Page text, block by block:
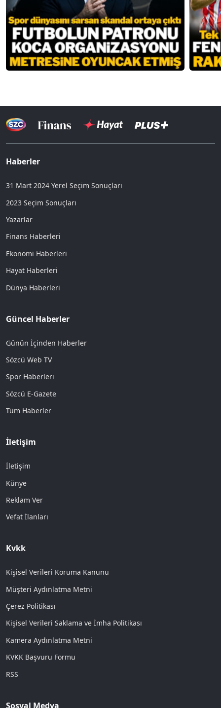
Haberler
31 Mart 2024 Yerel Seçim Sonuçları
2023 Seçim Sonuçları
Yazarlar
Finans Haberleri
Ekonomi Haberleri
Hayat Haberleri
Dünya Haberleri
Güncel Haberler
Günün İçinden Haberler
Sözcü Web TV
Spor Haberleri
Sözcü E-Gazete
Tüm Haberler
İletişim
İletişim
Künye
Reklam Ver
Vefat İlanları
Kvkk
Kişisel Verileri Koruma Kanunu
Müşteri Aydınlatma Metni
Çerez Politikası
Kişisel Verileri Saklama ve İmha Politikası
Kamera Aydınlatma Metni
KVKK Başvuru Formu
RSS
Sosyal Medya